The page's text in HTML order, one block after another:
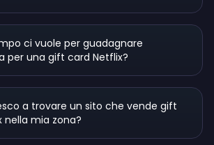
ci vuole per guadagnare
per una gift card Netflix?
a trovare un sito che vende gift
nella mia zona?